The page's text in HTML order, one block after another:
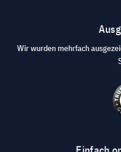
Wir wurden mehrfach